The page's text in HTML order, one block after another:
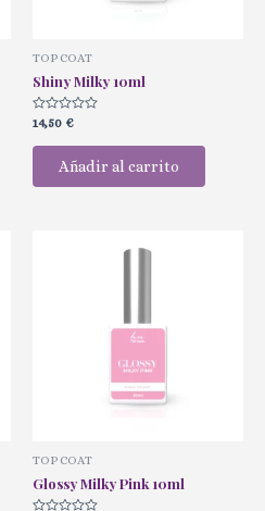
TOP COAT
Shiny Milky 10ml
Valorado
con
0
14,50 €
Añadir al carrito
TOP COAT
Glossy Milky Pink 10ml